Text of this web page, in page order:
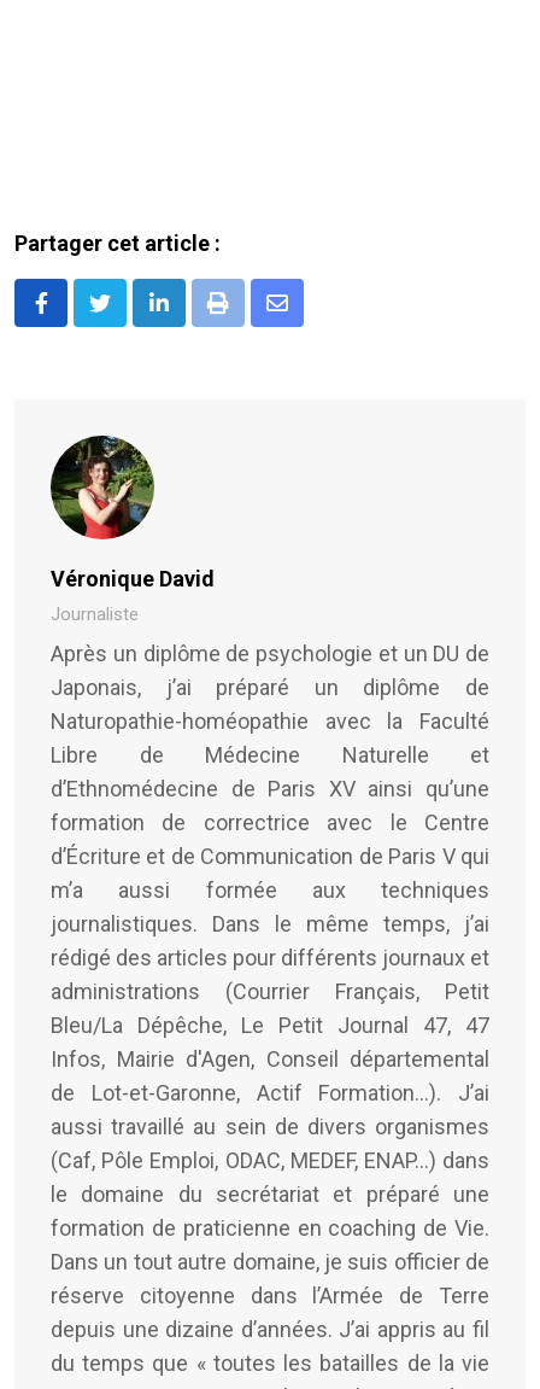
Partager cet article :
LinkedInPrint
Share
Véronique David
Journaliste
Après un diplôme de psychologie et un DU de
Japonais, j’ai préparé un diplôme de
Naturopathie-homéopathie avec la Faculté
Libre de Médecine Naturelle et
d’Ethnomédecine de Paris XV ainsi qu’une
formation de correctrice avec le Centre
d’Écriture et de Communication de Paris V qui
m’a aussi formée aux techniques
journalistiques. Dans le même temps, j’ai
rédigé des articles pour différents journaux et
administrations (Courrier Français, Petit
Bleu/La Dépêche, Le Petit Journal 47, 47
Infos, Mairie d'Agen, Conseil départemental
de Lot-et-Garonne, Actif Formation...). J’ai
aussi travaillé au sein de divers organismes
(Caf, Pôle Emploi, ODAC, MEDEF, ENAP…) dans
le domaine du secrétariat et préparé une
formation de praticienne en coaching de Vie.
Dans un tout autre domaine, je suis officier de
réserve citoyenne dans l’Armée de Terre
depuis une dizaine d’années. J’ai appris au fil
du temps que « toutes les batailles de la vie